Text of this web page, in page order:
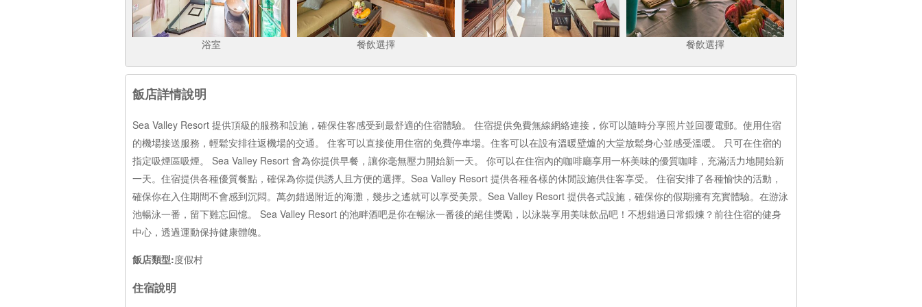
浴室 餐飲選擇 餐飲選擇
飯店詳情說明
Sea Valley Resort 提供頂級的服務和設施，確保住客感受到最舒適的住宿體驗。 住宿提供免費無線網絡連接，你可以隨時分享照片並回覆電郵。使用住宿
的機場接送服務，輕鬆安排往返機場的交通。 住客可以直接使用住宿的免費停車場。住客可以在設有溫暖壁爐的大堂放鬆身心並感受溫暖。 只可在住宿的
指定吸煙區吸煙。 Sea Valley Resort 會為你提供早餐，讓你毫無壓力開始新一天。 你可以在住宿內的咖啡廳享用一杯美味的優質咖啡，充滿活力地開始新
一天。住宿提供各種優質餐點，確保為你提供誘人且方便的選擇。Sea Valley Resort 提供各種各樣的休閒設施供住客享受。 住宿安排了各種愉快的活動，
確保你在入住期間不會感到沉悶。萬勿錯過附近的海灘，幾步之遙就可以享受美景。Sea Valley Resort 提供各式設施，確保你的假期擁有充實體驗。在游泳
池暢泳一番，留下難忘回憶。 Sea Valley Resort 的池畔酒吧是你在暢泳一番後的絕佳獎勵，以泳裝享用美味飲品吧！不想錯過日常鍛煉？前往住宿的健身
中心，透過運動保持健康體魄。
飯店類型:度假村
住宿說明